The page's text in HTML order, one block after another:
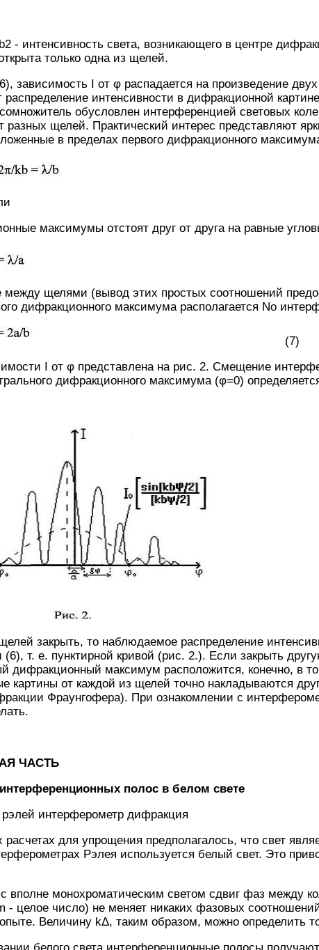
- интенсивность света, возникающего в центре
только одна из щелей.
зависимость I от φ распадается на произведение
распределение интенсивности в дифракционной
обусловлен интерференцией световых
разных щелей. Практический интерес представляют
в пределах первого дифракционного
максимумы отстоят друг от друга на равные
между щелями (вывод этих простых соотношений
дифракционного максимума располагается No
(7)
I от φ представлена на рис. 2. Смещение
дифракционного максимума (φ=0)
закрыть, то наблюдаемое распределение
т. е. пунктирной кривой (рис. 2.). Если закрыть
дифракционный максимум расположится, конечно, в
картины от каждой из щелей точно накладываются
Фраунгофера). При ознакомлении с
ЧАСТЬ
полос в белом свете
рэлей интерферометр дифракция
для упрощения предполагалось, что свет
Рэлея используется белый свет. Это
вполне монохроматическим светом сдвиг фаз между
- целое число) не меняет никаких фазовых
Величину kΔ, таким образом, можно определить